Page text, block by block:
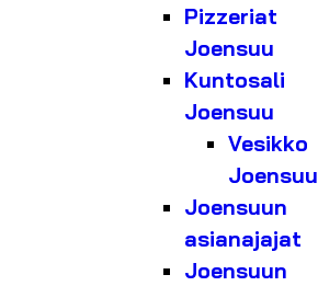
Pizzeriat
Joensuu
Kuntosali
Joensuu
Vesikko
Joensuu
Joensuun
asianajajat
Joensuun